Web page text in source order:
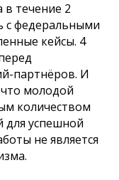
в течение 2
с федеральными
кейсы. 4
партнёров. И
молодой
количеством
для успешной
не является